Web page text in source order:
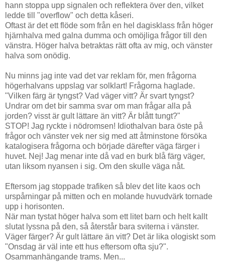
hann stoppa upp signalen och reflektera över den, vilket
ledde till "overflow" och detta kåseri.
Oftast är det ett flöde som från en hel dagisklass från höger
hjärnhalva med galna dumma och omöjliga frågor till den
vänstra. Höger halva betraktas rätt ofta av mig, och vänster
halva som onödig.
Nu minns jag inte vad det var reklam för, men frågorna
högerhalvans uppslag var solklart! Frågorna haglade.
"Vilken färg är tyngst? Vad väger vitt? Är svart tyngst?
Undrar om det bir samma svar om man frågar alla på
jorden? visst är gult lättare än vitt? Är blått tungt?"
STOP! Jag ryckte i nödromsen! Idiothalvan bara öste på
frågor och vänster vek ner sig med att åtminstone försöka
katalogisera frågorna och började därefter väga färger i
huvet. Nej! Jag menar inte då vad en burk blå färg väger,
utan liksom nyansen i sig. Om den skulle väga nåt.
Eftersom jag stoppade trafiken så blev det lite kaos och
urspårningar på mitten och en molande huvudvärk tornade
upp i horisonten.
När man tystat höger halva som ett litet barn och helt kallt
slutat lyssna på den, så återstår bara sviterna i vänster.
Väger färger? Är gult lättare än vitt? Det är lika ologiskt som
"Onsdag är väl inte ett hus eftersom ofta sju?".
Osammanhängande trams. Men...